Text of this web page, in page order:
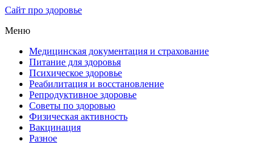
Сайт про здоровье
Меню
Медицинская документация и страхование
Питание для здоровья
Психическое здоровье
Реабилитация и восстановление
Репродуктивное здоровье
Советы по здоровью
Физическая активность
Вакцинация
Разное